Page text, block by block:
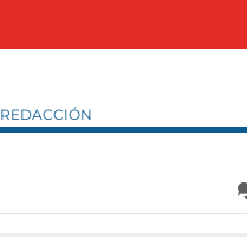
REDACCIÓN